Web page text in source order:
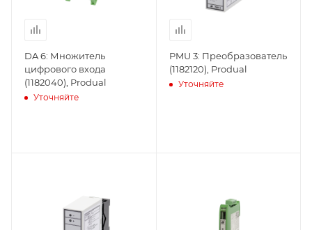
DA 6: Множитель
цифрового входа
(1182040), Produal
Уточняйте
PMU 3: Преобразователь
(1182120), Produal
Уточняйте